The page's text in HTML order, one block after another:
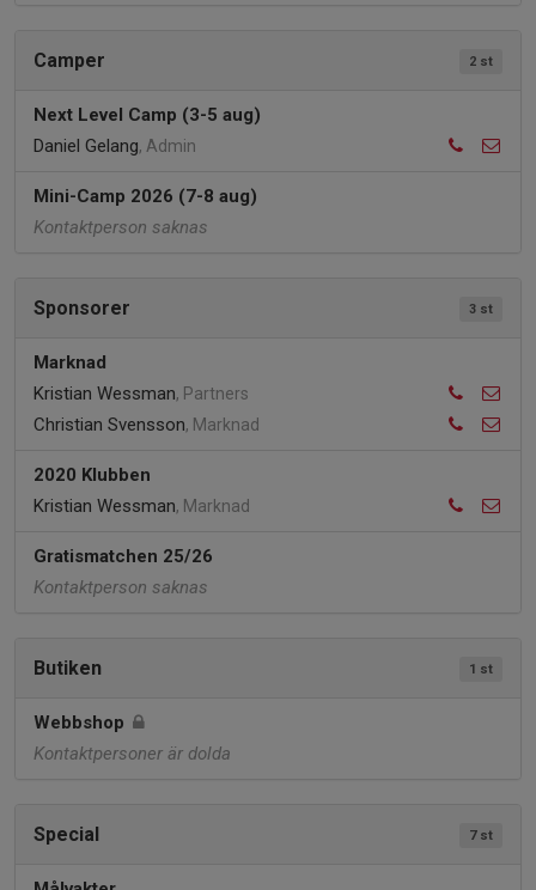
2 st
Camper
Next Level Camp (3-5 aug)
Daniel Gelang, Admin
Mini-Camp 2026 (7-8 aug)
Kontaktperson saknas
3 st
Sponsorer
Marknad
Kristian Wessman, Partners
Christian Svensson, Marknad
2020 Klubben
Kristian Wessman, Marknad
Gratismatchen 25/26
Kontaktperson saknas
1 st
Butiken
Webbshop
Kontaktpersoner är dolda
7 st
Special